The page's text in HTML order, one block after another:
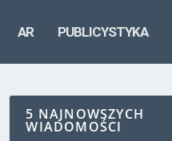
AR PUBLICYSTYKA
5 NAJNOWSZYCH
WIADOMOŚCI